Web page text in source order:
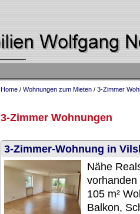
Home / Wohnungen zum Mieten / 3-Zimmer
3-Zimmer Wohnungen
3-Zimmer-Wohnung in
Nähe
105 m²
Balkon,